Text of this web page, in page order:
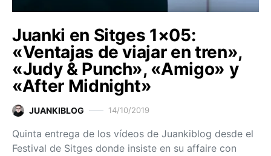
Juanki en Sitges 1×05:
«Ventajas de viajar en tren»,
«Judy & Punch», «Amigo» y
«After Midnight»
JUANKIBLOG 14/10/2019
Quinta entrega de los vídeos de Juankiblog desde el
Festival de Sitges donde insiste en su affaire con